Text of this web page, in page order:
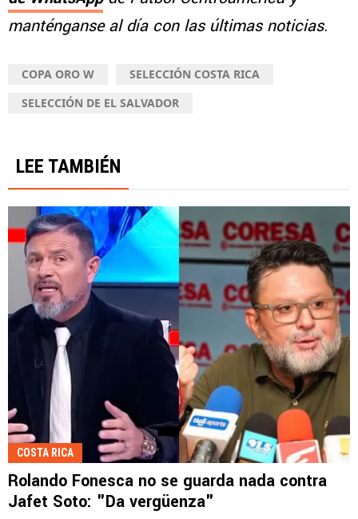
manténganse al día con las últimas noticias.
COPA ORO W
SELECCIÓN COSTA RICA
SELECCIÓN DE EL SALVADOR
LEE TAMBIÉN
COSTA RICA
Rolando Fonesca no se guarda nada contra
Jafet Soto: "Da vergüenza"